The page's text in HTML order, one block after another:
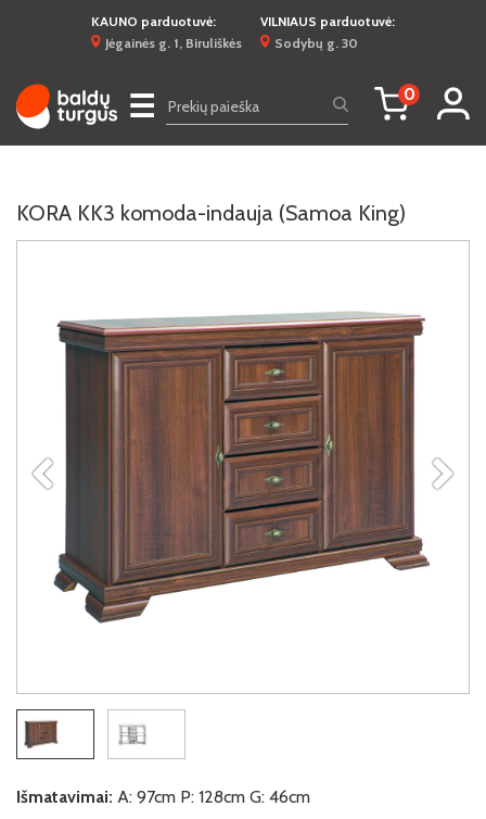
KAUNO parduotuvė:
Jėgainės g. 1, Biruliškės
VILNIAUS parduotuvė:
Sodybų g. 30
☰ 0
KORA KK3 komoda-indauja (Samoa King)
Išmatavimai: A: 97cm P: 128cm G: 46cm